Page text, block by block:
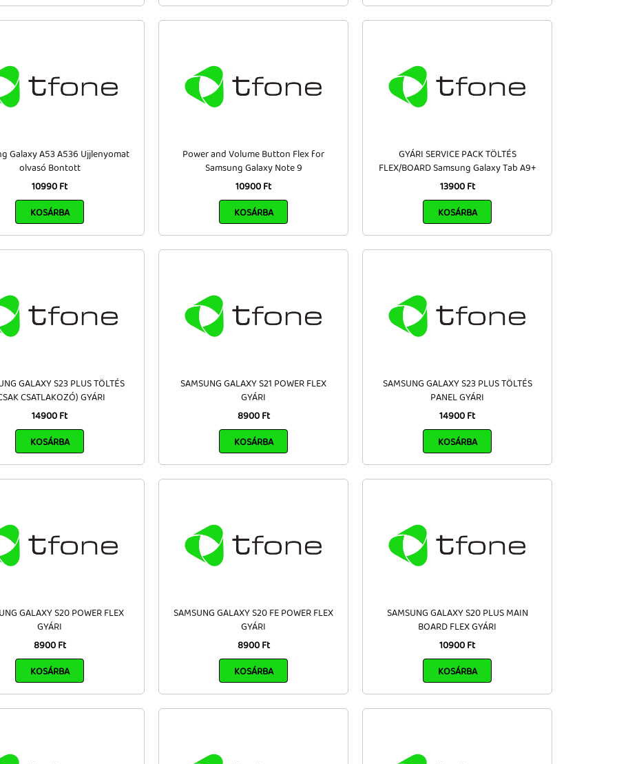
Galaxy A53 A536 Ujjlenyomat
olvasó Bontott
10990 Ft
KOSÁRBA
Power and Volume Button Flex for
Samsung Galaxy Note 9
10900 Ft
KOSÁRBA
GYÁRI SERVICE PACK TÖLTÉS
FLEX/BOARD Samsung Galaxy Tab A9+
13900 Ft
KOSÁRBA
GALAXY S23 PLUS TÖLTÉS
CSATLAKOZÓ) GYÁRI
14900 Ft
KOSÁRBA
SAMSUNG GALAXY S21 POWER FLEX
GYÁRI
8900 Ft
KOSÁRBA
SAMSUNG GALAXY S23 PLUS TÖLTÉS
PANEL GYÁRI
14900 Ft
KOSÁRBA
GALAXY S20 POWER FLEX
GYÁRI
8900 Ft
KOSÁRBA
SAMSUNG GALAXY S20 FE POWER FLEX
GYÁRI
8900 Ft
KOSÁRBA
SAMSUNG GALAXY S20 PLUS MAIN
BOARD FLEX GYÁRI
10900 Ft
KOSÁRBA